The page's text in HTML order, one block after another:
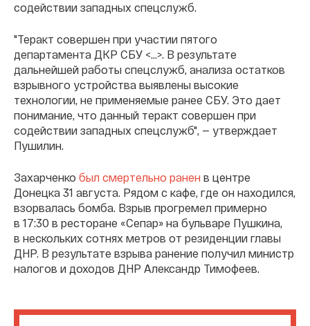
содействии западных спецслужб.
"Теракт совершен при участии пятого
департамента ДКР СБУ <…>. В результате
дальнейшей работы спецслужб, анализа остатков
взрывного устройства выявлены высокие
технологии, не применяемые ранее СБУ. Это дает
понимание, что данный теракт совершен при
содействии западных спецслужб", — утверждает
Пушилин.
Захарченко был смертельно ранен в центре
Донецка 31 августа. Рядом с кафе, где он находился,
взорвалась бомба. Взрыв прогремел примерно
в 17:30 в ресторане «Сепар» на бульваре Пушкина,
в нескольких сотнях метров от резиденции главы
ДНР. В результате взрыва ранение получил министр
налогов и доходов ДНР Александр Тимофеев.